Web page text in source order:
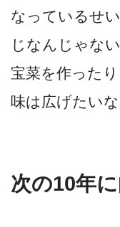
なっているせ
じなんじゃな
宝菜を作った
味は広げたい
次の10年